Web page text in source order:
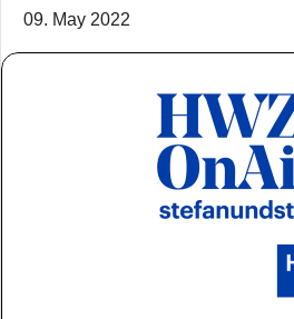
09. May 2022